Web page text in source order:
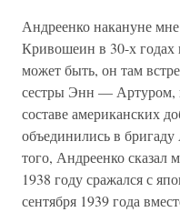
Андреенко накануне мне
Кривошеин в 30-х
может быть, он там
сестры Энн — Артуром,
составе американских
объединились в
того, Андреенко сказал
1938 году сражался с
сентября 1939 года